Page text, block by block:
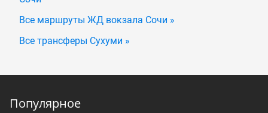
Все маршруты ЖД вокзала Сочи »
Все трансферы Сухуми »
Популярное